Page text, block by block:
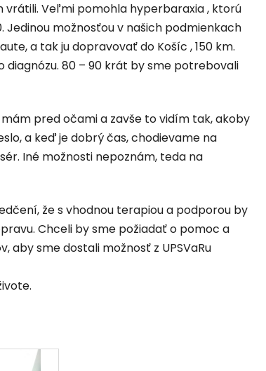
vrátili. Veľmi pomohla hyperbaraxia , ktorú
Jedinou možnosťou v našich podmienkach
a tak ju dopravovať do Košíc , 150 km.
80 – 90 krát by sme potrebovali
pred očami a zavše to vidím tak, akoby
a keď je dobrý čas, chodievame na
Iné možnosti nepoznám, teda na
že s vhodnou terapiou a podporou by
Chceli by sme požiadať o pomoc a
sme dostali možnosť z UPSVaRu